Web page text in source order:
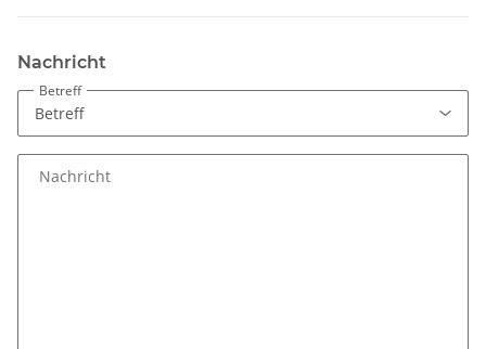
Nachricht
Betreff
Nachricht